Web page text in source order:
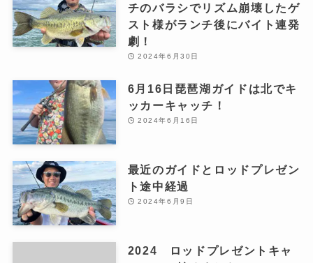
チのバラシでリズム崩壊したゲ
スト様がランチ後にバイト連発
劇！
2024年6月30日
6月16日琵琶湖ガイドは北でキ
ッカーキャッチ！
2024年6月16日
最近のガイドとロッドプレゼン
ト途中経過
2024年6月9日
2024 ロッドプレゼントキャ